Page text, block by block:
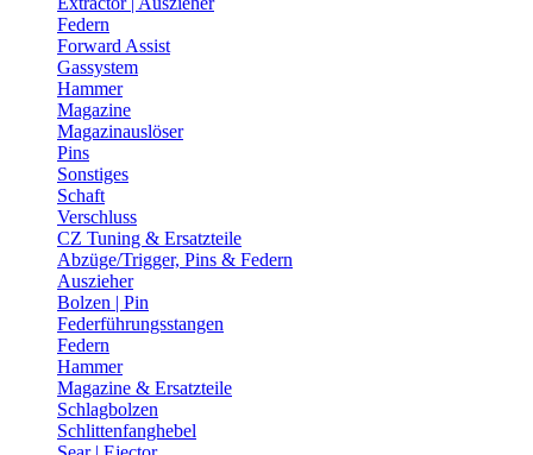
Federn
Forward Assist
Gassystem
Hammer
Magazine
Magazinauslöser
Pins
Sonstiges
Schaft
Verschluss
CZ Tuning & Ersatzteile
Abzüge/Trigger, Pins & Federn
Auszieher
Bolzen | Pin
Federführungsstangen
Federn
Hammer
Magazine & Ersatzteile
Schlagbolzen
Schlittenfanghebel